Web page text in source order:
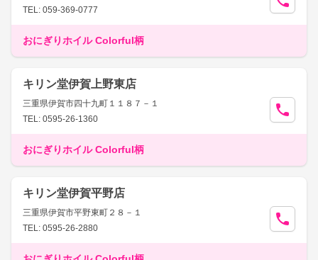
TEL: 059-369-0777
おにぎりホイル Colorful柄
キリン堂伊賀上野東店
三重県伊賀市四十九町１１８７－１
TEL: 0595-26-1360
おにぎりホイル Colorful柄
キリン堂伊賀平野店
三重県伊賀市平野東町２８－１
TEL: 0595-26-2880